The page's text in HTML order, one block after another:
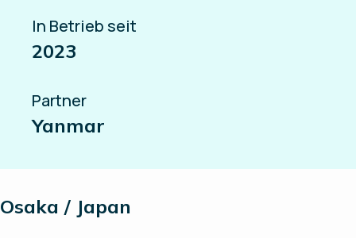
In Betrieb seit
2023
Partner
Yanmar
Osaka / Japan